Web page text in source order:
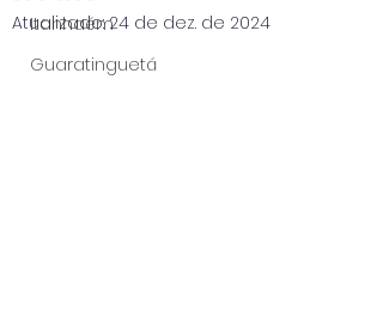
Itanhaém
Guaratinguetá
Atualizado:24 de dez. de 2024